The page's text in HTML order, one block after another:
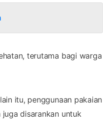
terutama bagi warga
itu, penggunaan pakaian
disarankan untuk